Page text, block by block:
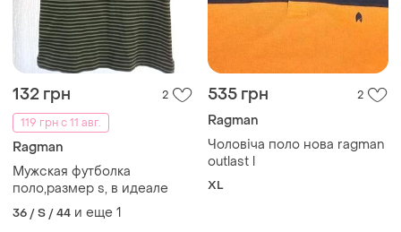
132 грн
2
119 грн с 11 авг.
Ragman
Мужская футболка
поло,размер s, в идеале
36 / S / 44 и еще 1
535 грн 2
Ragman
Чоловіча поло нова ragman
outlast l
XL